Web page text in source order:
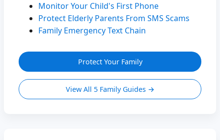
Monitor Your Child's First Phone
Protect Elderly Parents From SMS Scams
Family Emergency Text Chain
Protect Your Family
View All 5 Family Guides →